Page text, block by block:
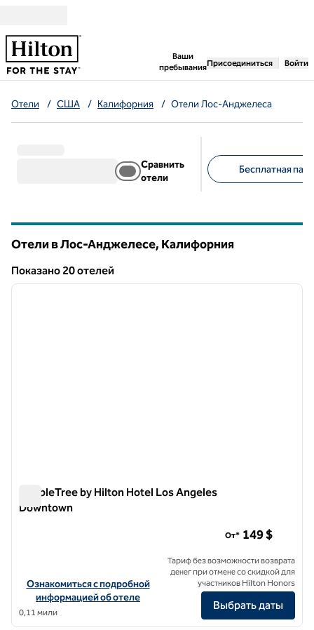
Ваши
пребывания
,открывается новая
Присоединиться Войти
Отели / США / Калифорния / Отели Лос-Анджелеса
Сравнить
отели
Бесплатная
Отели в Лос-Анджелесе, Калифорния
Показанo 20 отелей
Показанo 20 отелей
1 из 12
DoubleTree by Hilton Hotel Los Angeles
Downtown
Посмотреть информацию об отеле DoubleTree by Hilton Hotel
Ознакомиться с подробной
информацией об отеле
0,11 мили
От* 149 $
Тариф без возможности возврата
денег при отмене со скидкой для
участников Hilton Honors
Выбрать даты
1/12